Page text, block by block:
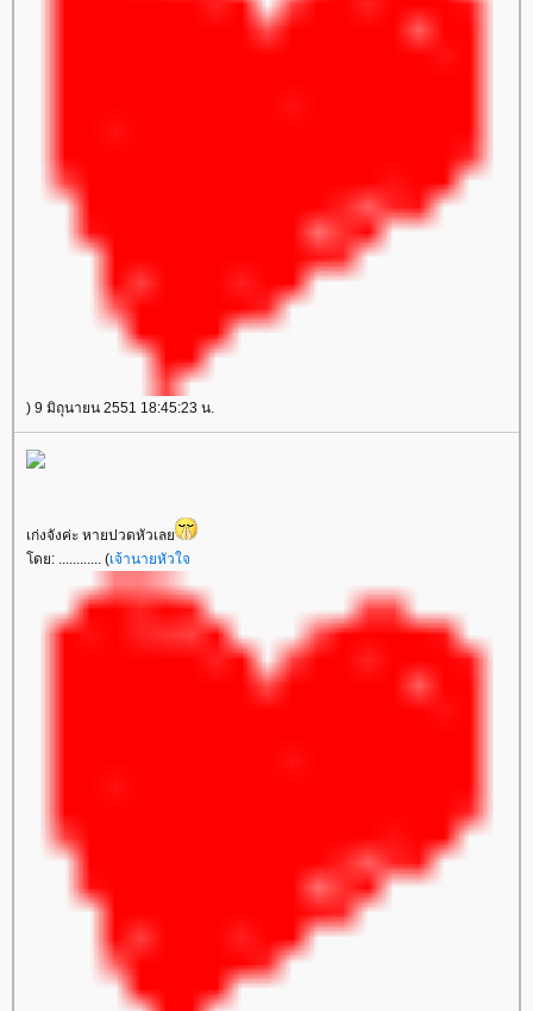
) 9 มิถุนายน 2551 18:45:23 น.
เก่งจังค่ะ หายปวดหัวเล
ดย: ............ (เจ้านายหัวใจ